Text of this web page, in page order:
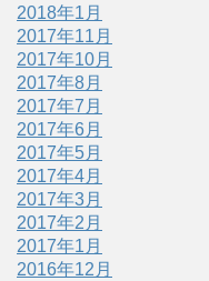
2018年1月
2017年11月
2017年10月
2017年8月
2017年7月
2017年6月
2017年5月
2017年4月
2017年3月
2017年2月
2017年1月
2016年12月